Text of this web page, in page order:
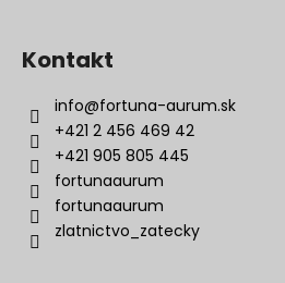
Kontakt
info@fortuna-aurum.sk
+421 2 456 469 42
+421 905 805 445
fortunaaurum
fortunaaurum
zlatnictvo_zatecky